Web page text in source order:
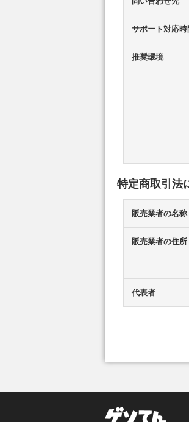
サポート対応時
推奨環境
特定商取引法
販売業者の名称
販売業者の住所
代表者